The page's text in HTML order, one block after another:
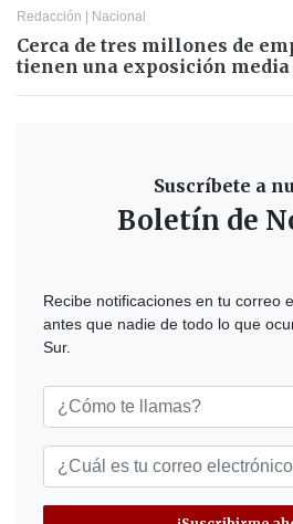
Redacción | Nacional
Cerca de tres millones de
tienen una exposición media
Suscríbete a
Boletín de
Recibe notificaciones en tu correo
antes que nadie de todo lo que
Sur.